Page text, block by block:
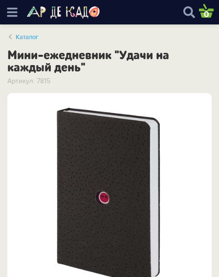
0
Каталог
Мини-ежедневник "Удачи на
каждый день"
Артикул: 7815